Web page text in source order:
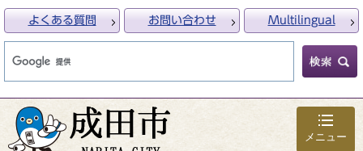
メニュー
よくある質問 お問い合わせ Multilingual